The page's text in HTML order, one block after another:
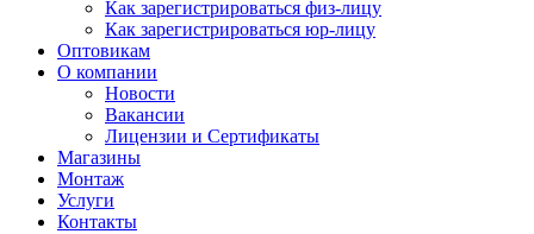
Как зарегистрироваться физ-лицу
Как зарегистрироваться юр-лицу
Оптовикам
О компании
Новости
Вакансии
Лицензии и Сертификаты
Магазины
Монтаж
Услуги
Контакты